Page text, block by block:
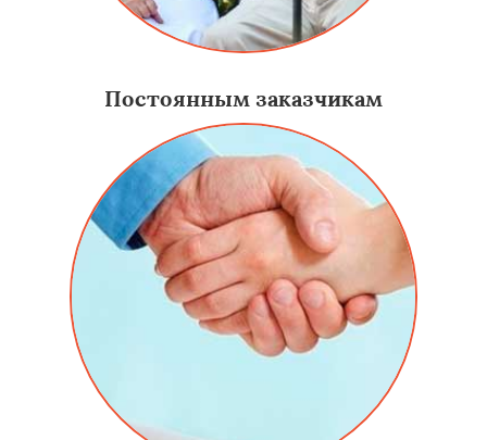
Постоянным заказчикам